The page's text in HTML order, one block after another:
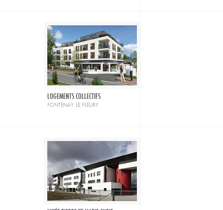
LOGEMENTS COLLECTIFS
fontenay le fleury